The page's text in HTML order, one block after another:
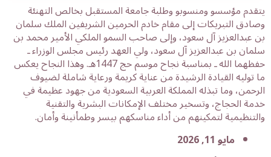
يتقدم مؤسسو ومنسوبو وطلبة جامعة المستقبل بخالص التهنئة
وصادق التبريكات إلى مقام خادم الحرمين الشريفين الملك سلمان
بن عبدالعزيز آل سعود، وإلى صاحب السمو الملكي الأمير محمد بن
سلمان بن عبدالعزيز آل سعود، ولي العهد رئيس مجلس الوزراء ـ
حفظهما الله ـ بمناسبة نجاح موسم حج 1447هـ. وهذا النجاح يعكس
ما توليه القيادة الرشيدة من عناية كريمة ورعاية شاملة لضيوف
الرحمن، وما تبذله المملكة العربية السعودية من جهود عظيمة في
خدمة الحجاج، وتسخير مختلف الإمكانات البشرية والتقنية
والتنظيمية لتمكينهم من أداء مناسكهم بيسر وطمأنينة وأمان.
مايو 11, 2026